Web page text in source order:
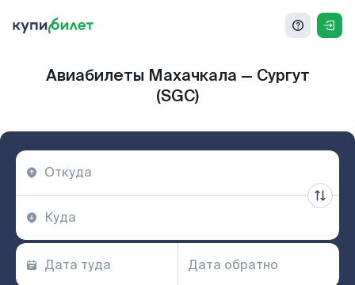
Авиабилеты Махачкала — Сургут
(SGC)